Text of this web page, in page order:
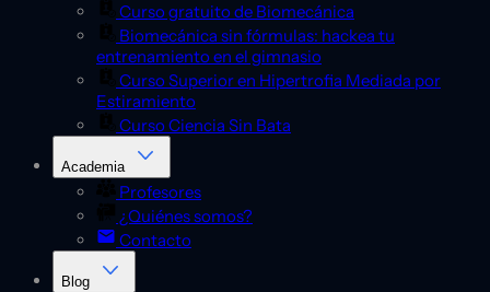
Curso gratuito de Biomecánica
Biomecánica sin fórmulas: hackea tu
entrenamiento en el gimnasio
Curso Superior en Hipertrofia Mediada por
Estiramiento
Curso Ciencia Sin Bata
Academia
Profesores
¿Quiénes somos?
Contacto
Blog